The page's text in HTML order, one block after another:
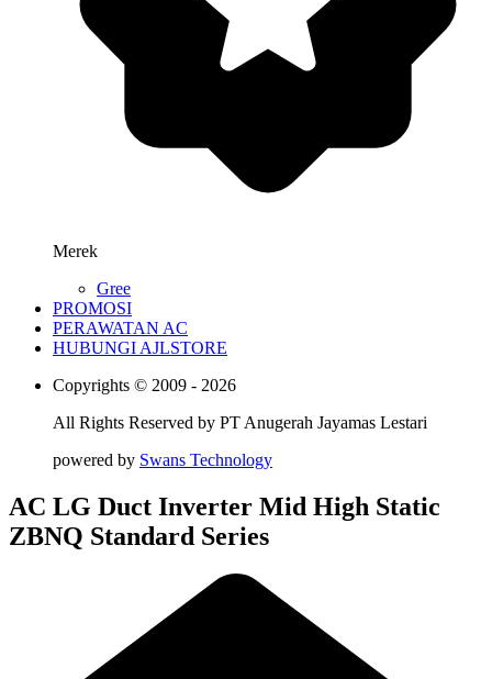
Merek
Gree
PROMOSI
PERAWATAN AC
HUBUNGI AJLSTORE
Copyrights © 2009 - 2026
All Rights Reserved by PT Anugerah Jayamas Lestari
powered by Swans Technology
AC LG Duct Inverter Mid High Static
ZBNQ Standard Series